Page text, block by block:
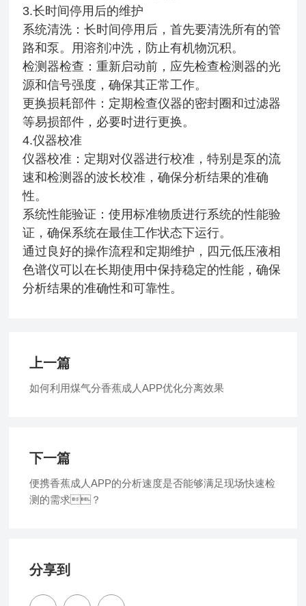
3.长时间停用后的维护
系统清洗：长时间停用后，首先要清洗所有的管
路和泵。用溶剂冲洗，防止有机物沉积。
检测器检查：重新启动前，应先检查检测器的光
源和信号强度，确保其正常工作。
更换损耗部件：定期检查仪器的密封圈和过滤器
等易损部件，必要时进行更换。
4.仪器校准
仪器校准：定期对仪器进行校准，特别是泵的流
速和检测器的波长校准，确保分析结果的准确
性。
系统性能验证：使用标准物质进行系统的性能验
证，确保系统在最佳工作状态下运行。
通过良好的操作流程和定期维护，四元低压液相
色谱仪可以在长期使用中保持稳定的性能，确保
分析结果的准确性和可靠性。
上一篇
如何利用煤气分香蕉成人APP优化分离效果
下一篇
便携香蕉成人APP的分析速度是否能够满足现场快速检
测的需求？
分享到